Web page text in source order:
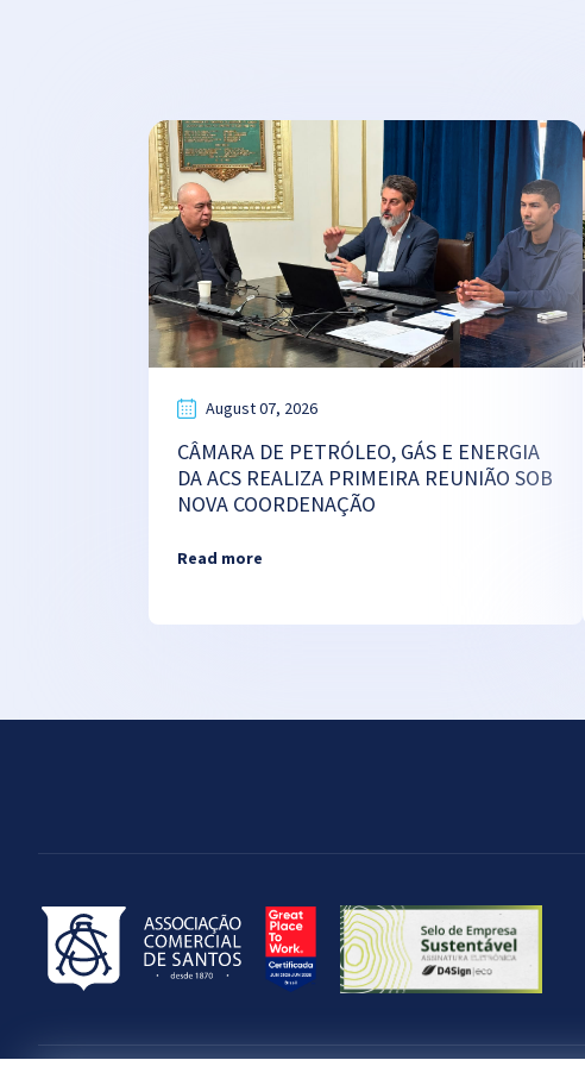
August 07, 2026
CÂMARA DE PETRÓLEO, GÁS E ENERGIA
DA ACS REALIZA PRIMEIRA REUNIÃO SOB
NOVA COORDENAÇÃO
Read more